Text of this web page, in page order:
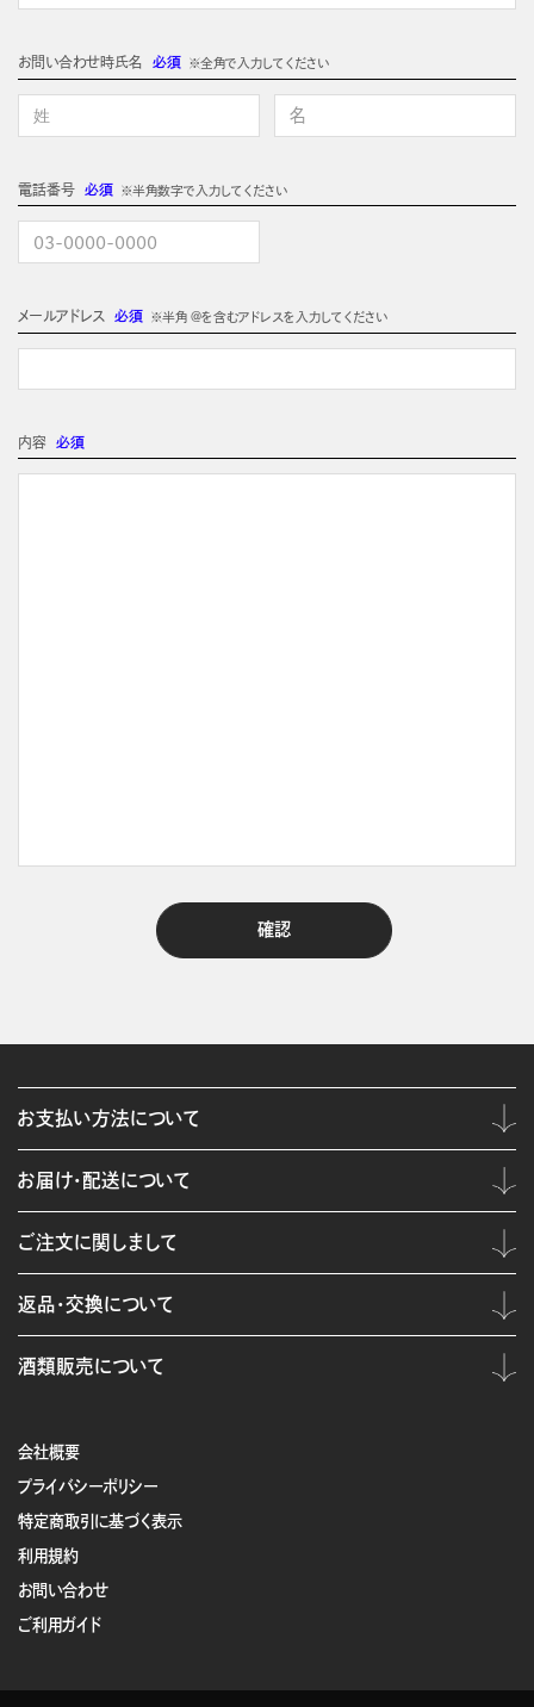
お問い合わせ時氏名 必須 ※全角で入力してください
電話番号必須 ※半角数字で入力してください
メールアドレス 必須 ※半角 @を含むアドレスを入力してください
内容 必須
会社概要
プライバシーポリシー
特定商取引に基づく表示
利用規約
お問い合わせ
ご利用ガイド
お支払い方法について
お届け・配送について
ご注文に関しまして
返品・交換について
酒類販売について